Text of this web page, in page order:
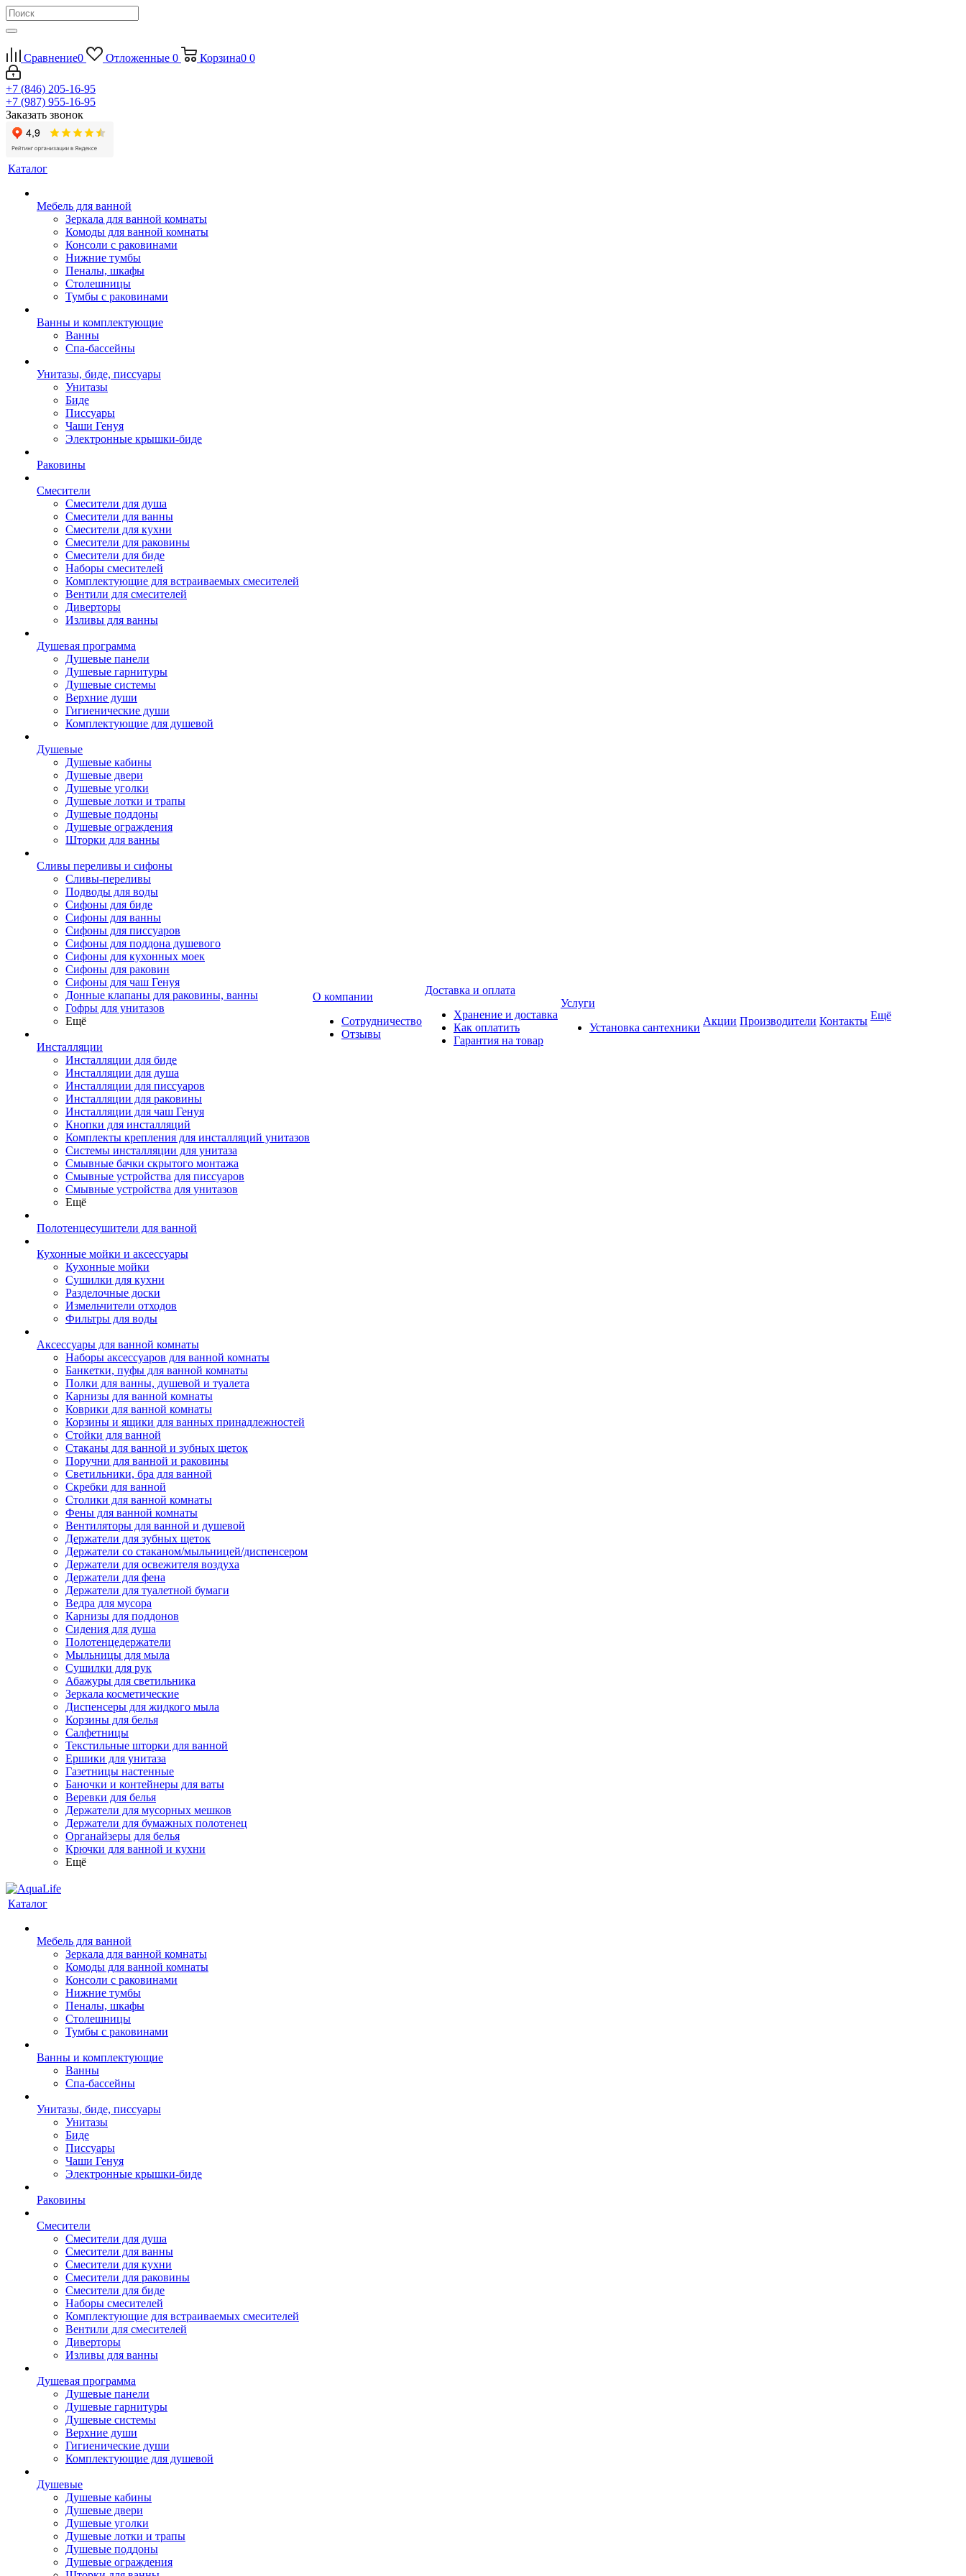
Сравнение0 Отложенные 0 Корзина0 0
+7 (846) 205-16-95
+7 (987) 955-16-95
Заказать звонок
Каталог
Мебель для ванной
Зеркала для ванной комнаты
Комоды для ванной комнаты
Консоли с раковинами
Нижние тумбы
Пеналы, шкафы
Столешницы
Тумбы с раковинами
Ванны и комплектующие
Ванны
Спа-бассейны
Унитазы, биде, писсуары
Унитазы
Биде
Писсуары
Чаши Генуя
Электронные крышки-биде
Раковины
Смесители
Смесители для душа
Смесители для ванны
Смесители для кухни
Смесители для раковины
Смесители для биде
Наборы смесителей
Комплектующие для встраиваемых смесителей
Вентили для смесителей
Диверторы
Изливы для ванны
Душевая программа
Душевые панели
Душевые гарнитуры
Душевые системы
Верхние души
Гигиенические души
Комплектующие для душевой
Душевые
Душевые кабины
Душевые двери
Душевые уголки
Душевые лотки и трапы
Душевые поддоны
Душевые ограждения
Шторки для ванны
Сливы переливы и сифоны
Сливы-переливы
Подводы для воды
Сифоны для биде
Сифоны для ванны
Сифоны для писсуаров
Сифоны для поддона душевого
Сифоны для кухонных моек
Сифоны для раковин
Сифоны для чаш Генуя
Донные клапаны для раковины, ванны
Гофры для унитазов
Ещё
Инсталляции
Инсталляции для биде
Инсталляции для душа
Инсталляции для писсуаров
Инсталляции для раковины
Инсталляции для чаш Генуя
Кнопки для инсталляций
Комплекты крепления для инсталляций унитазов
Системы инсталляции для унитаза
Смывные бачки скрытого монтажа
Смывные устройства для писсуаров
Смывные устройства для унитазов
Ещё
Полотенцесушители для ванной
Кухонные мойки и аксессуары
Кухонные мойки
Сушилки для кухни
Разделочные доски
Измельчители отходов
Фильтры для воды
Аксессуары для ванной комнаты
Наборы аксессуаров для ванной комнаты
Банкетки, пуфы для ванной комнаты
Полки для ванны, душевой и туалета
Карнизы для ванной комнаты
Коврики для ванной комнаты
Корзины и ящики для ванных принадлежностей
Стойки для ванной
Стаканы для ванной и зубных щеток
Поручни для ванной и раковины
Светильники, бра для ванной
Скребки для ванной
Столики для ванной комнаты
Фены для ванной комнаты
Вентиляторы для ванной и душевой
Держатели для зубных щеток
Держатели со стаканом/мыльницей/диспенсером
Держатели для освежителя воздуха
Держатели для фена
Держатели для туалетной бумаги
Ведра для мусора
Карнизы для поддонов
Сидения для душа
Полотенцедержатели
Мыльницы для мыла
Сушилки для рук
Абажуры для светильника
Зеркала косметические
Диспенсеры для жидкого мыла
Корзины для белья
Салфетницы
Текстильные шторки для ванной
Ершики для унитаза
Газетницы настенные
Баночки и контейнеры для ваты
Веревки для белья
Держатели для мусорных мешков
Держатели для бумажных полотенец
Органайзеры для белья
Крючки для ванной и кухни
Ещё
О компании
Сотрудничество
Отзывы
Доставка и оплата
Хранение и доставка
Как оплатить
Гарантия на товар
Услуги
Установка сантехники
Акции Производители Контакты Ещё
Каталог
Мебель для ванной
Зеркала для ванной комнаты
Комоды для ванной комнаты
Консоли с раковинами
Нижние тумбы
Пеналы, шкафы
Столешницы
Тумбы с раковинами
Ванны и комплектующие
Ванны
Спа-бассейны
Унитазы, биде, писсуары
Унитазы
Биде
Писсуары
Чаши Генуя
Электронные крышки-биде
Раковины
Смесители
Смесители для душа
Смесители для ванны
Смесители для кухни
Смесители для раковины
Смесители для биде
Наборы смесителей
Комплектующие для встраиваемых смесителей
Вентили для смесителей
Диверторы
Изливы для ванны
Душевая программа
Душевые панели
Душевые гарнитуры
Душевые системы
Верхние души
Гигиенические души
Комплектующие для душевой
Душевые
Душевые кабины
Душевые двери
Душевые уголки
Душевые лотки и трапы
Душевые поддоны
Душевые ограждения